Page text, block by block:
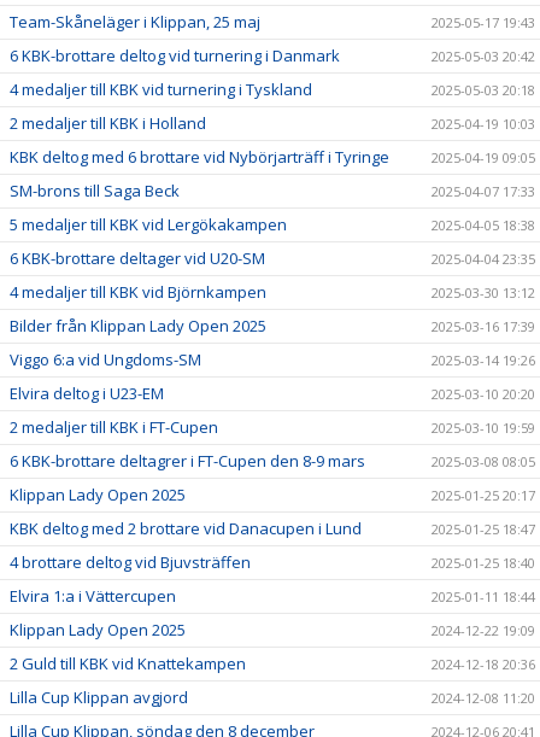
Team-Skåneläger i Klippan, 25 maj 2025-05-17 19:43
6 KBK-brottare deltog vid turnering i Danmark 2025-05-03 20:42
4 medaljer till KBK vid turnering i Tyskland 2025-05-03 20:18
2 medaljer till KBK i Holland 2025-04-19 10:03
KBK deltog med 6 brottare vid Nybörjarträff i Tyringe 2025-04-19 09:05
SM-brons till Saga Beck 2025-04-07 17:33
5 medaljer till KBK vid Lergökakampen 2025-04-05 18:38
6 KBK-brottare deltager vid U20-SM 2025-04-04 23:35
4 medaljer till KBK vid Björnkampen 2025-03-30 13:12
Bilder från Klippan Lady Open 2025 2025-03-16 17:39
Viggo 6:a vid Ungdoms-SM 2025-03-14 19:26
Elvira deltog i U23-EM 2025-03-10 20:20
2 medaljer till KBK i FT-Cupen 2025-03-10 19:59
6 KBK-brottare deltagrer i FT-Cupen den 8-9 mars 2025-03-08 08:05
Klippan Lady Open 2025 2025-01-25 20:17
KBK deltog med 2 brottare vid Danacupen i Lund 2025-01-25 18:47
4 brottare deltog vid Bjuvsträffen 2025-01-25 18:40
Elvira 1:a i Vättercupen 2025-01-11 18:44
Klippan Lady Open 2025 2024-12-22 19:09
2 Guld till KBK vid Knattekampen 2024-12-18 20:36
Lilla Cup Klippan avgjord 2024-12-08 11:20
Lilla Cup Klippan, söndag den 8 december 2024-12-06 20:41